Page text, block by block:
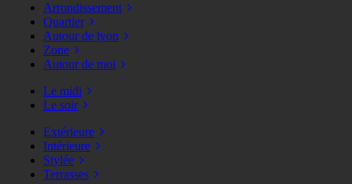
Arrondissement
Quartier
Autour de lyon
Zone
Autour de moi
Le midi
Le soir
Extérieure
Intérieure
Stylée
Terrasses